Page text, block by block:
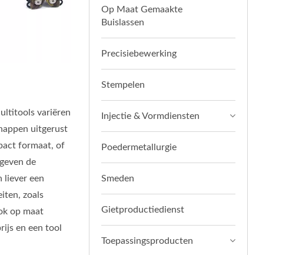
variëren
uitgerust
formaat, of
de
liever een
zoals
op maat
en een tool
Op Maat Gemaakte
Buislassen
Precisiebewerking
Stempelen
Injectie & Vormdiensten
Poedermetallurgie
Smeden
Gietproductiedienst
Toepassingsproducten